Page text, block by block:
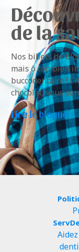
de la
Nos billets de
mais ô combien
buccodentaire !
chocolat, vous
Lirele blogue >